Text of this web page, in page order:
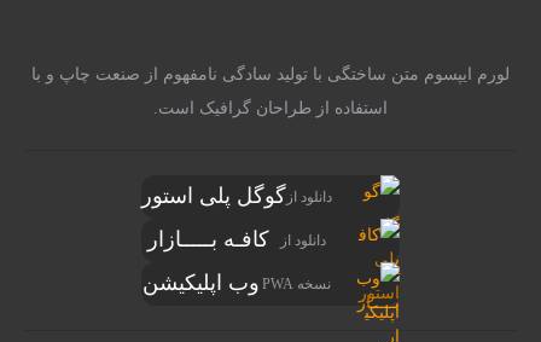
لورم ایپسوم متن ساختگی با تولید سادگی نامفهوم از صنعت چاپ و با
استفاده از طراحان گرافیک است.
دانلود از گوگل پلی استور
دانلود از کافـه بـــــازار
نسخه PWA وب اپلیکیشن